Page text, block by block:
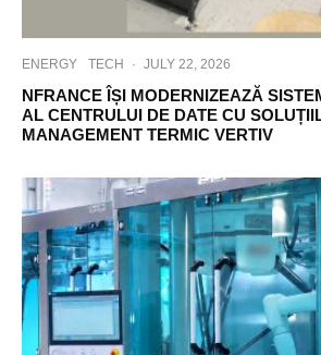
ENERGY TECH · JULY 22, 2026
NFRANCE ÎȘI MODERNIZEAZĂ
AL CENTRULUI DE DATE CU
MANAGEMENT TERMIC VERTIV